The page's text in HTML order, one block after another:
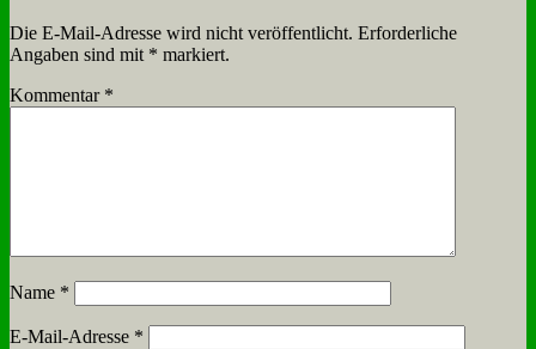
Die E-Mail-Adresse wird nicht veröffentlicht. Erforderliche
Angaben sind mit * markiert.
Kommentar *
Name *
E-Mail-Adresse *